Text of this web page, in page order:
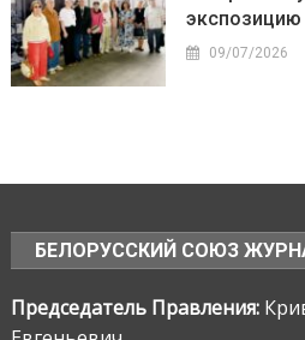
09/07/2026
БЕЛОРУССКИЙ СОЮЗ
Председатель Правления: